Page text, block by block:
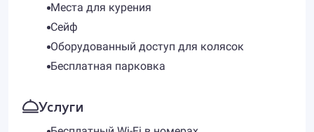
Места для курения
Сейф
Оборудованный доступ для колясок
Бесплатная парковка
Услуги